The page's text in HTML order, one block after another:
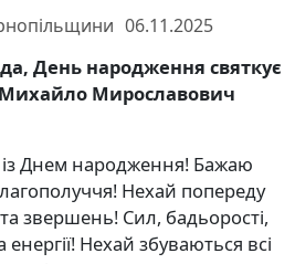
06.11.2025
День народження святкує
Михайло Мирославович
Днем народження! Бажаю
Нехай попереду
звершень! Сил, бадьорості,
Нехай збуваються всі